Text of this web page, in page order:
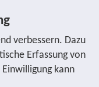
verbessern. Dazu
Erfassung von
kann